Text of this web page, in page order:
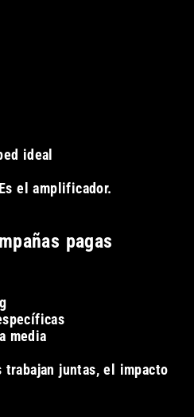
ideal
el amplificador.
pagas
media
trabajan juntas, el impacto